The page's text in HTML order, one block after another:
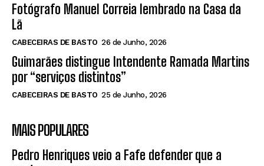
Fotógrafo Manuel Correia lembrado na Casa da
Lã
CABECEIRAS DE BASTO 26 de Junho, 2026
Guimarães distingue Intendente Ramada Martins
por “serviços distintos”
CABECEIRAS DE BASTO 25 de Junho, 2026
MAIS POPULARES
Pedro Henriques veio a Fafe defender que a